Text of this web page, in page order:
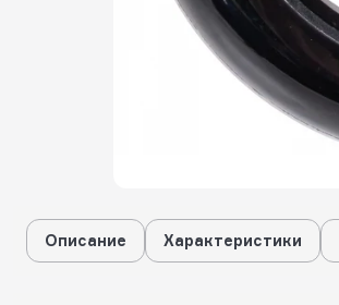
Описание Характеристики